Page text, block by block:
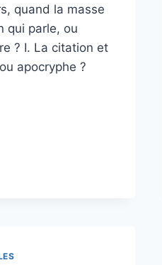
quand la masse
qui parle, ou
? I. La citation et
apocryphe ?